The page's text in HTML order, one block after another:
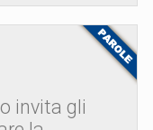
invita gli